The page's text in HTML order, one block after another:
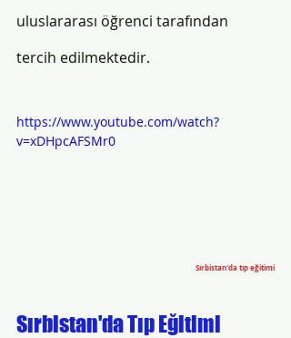
uluslararası öğrenci tarafından
tercih edilmektedir.
https://www.youtube.com/watch?
v=xDHpcAFSMr0
Sırbistan'da tıp eğitimi
Sırbistan'da Tıp Eğitimi